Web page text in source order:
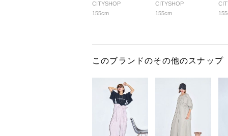
CITYSHOP
155cm
CITYSHOP
155cm
このブランドのその他のスナップ